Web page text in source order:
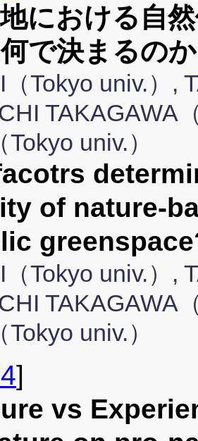
における自
で決まるの
Tokyo univ.）,
TAKAGAWA
univ.）
of nature-
Tokyo univ.）,
TAKAGAWA
univ.）
]
vs